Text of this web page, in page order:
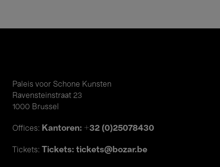
Paleis voor Schone Kunsten
Ravensteinstraat 23
1000 Brussel
Offices: Kantoren: +32 (0)25078430
Tickets: Tickets: tickets@bozar.be